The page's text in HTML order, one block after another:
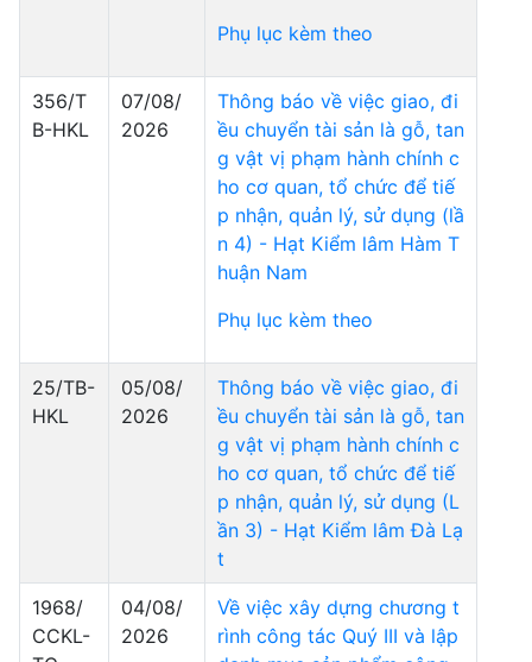
Phụ lục kèm theo
356/T
B-HKL
07/08/
2026
Thông báo về việc giao, đi
ều chuyển tài sản là gỗ, tan
g vật vị phạm hành chính c
ho cơ quan, tổ chức để tiế
p nhận, quản lý, sử dụng (lầ
n 4) - Hạt Kiểm lâm Hàm T
huận Nam
Phụ lục kèm theo
25/TB-
HKL
05/08/
2026
Thông báo về việc giao, đi
ều chuyển tài sản là gỗ, tan
g vật vị phạm hành chính c
ho cơ quan, tổ chức để tiế
p nhận, quản lý, sử dụng (L
ần 3) - Hạt Kiểm lâm Đà Lạ
t
1968/
CCKL-
04/08/
2026
Về việc xây dựng chương t
rình công tác Quý III và lập